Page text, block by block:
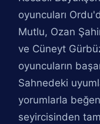
oyuncuları
Mutlu, Ozan
ve Cüneyt
oyuncuların
Sahnedeki
yorumlarla
seyircisinden